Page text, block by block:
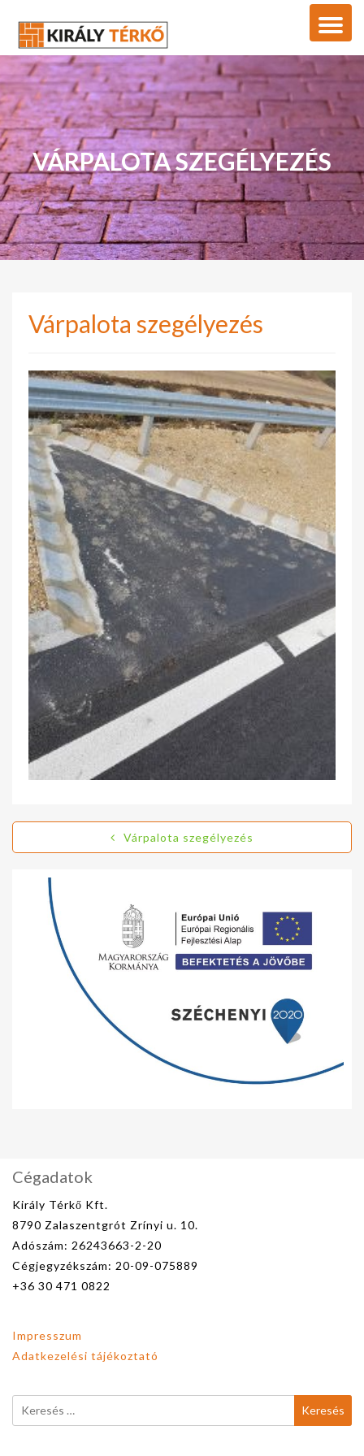
VÁRPALOTA SZEGÉLYEZÉS
Várpalota szegélyezés
Várpalota szegélyezés
Cégadatok
Király Térkő Kft.
8790 Zalaszentgrót Zrínyi u. 10.
Adószám: 26243663-2-20
Cégjegyzékszám: 20-09-075889
+36 30 471 0822
Impresszum
Adatkezelési tájékoztató